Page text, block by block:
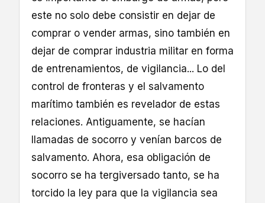
este no solo debe consistir en dejar de
comprar o vender armas, sino también en
dejar de comprar industria militar en forma
de entrenamientos, de vigilancia... Lo del
control de fronteras y el salvamento
marítimo también es revelador de estas
relaciones. Antiguamente, se hacían
llamadas de socorro y venían barcos de
salvamento. Ahora, esa obligación de
socorro se ha tergiversado tanto, se ha
torcido la ley para que la vigilancia sea